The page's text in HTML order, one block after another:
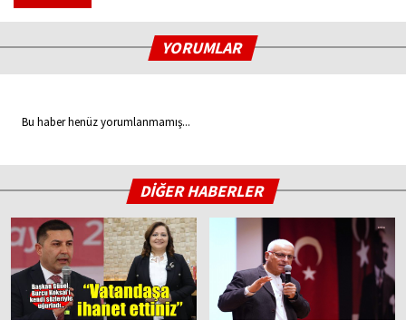
YORUMLAR
Bu haber henüz yorumlanmamış...
DİĞER HABERLER